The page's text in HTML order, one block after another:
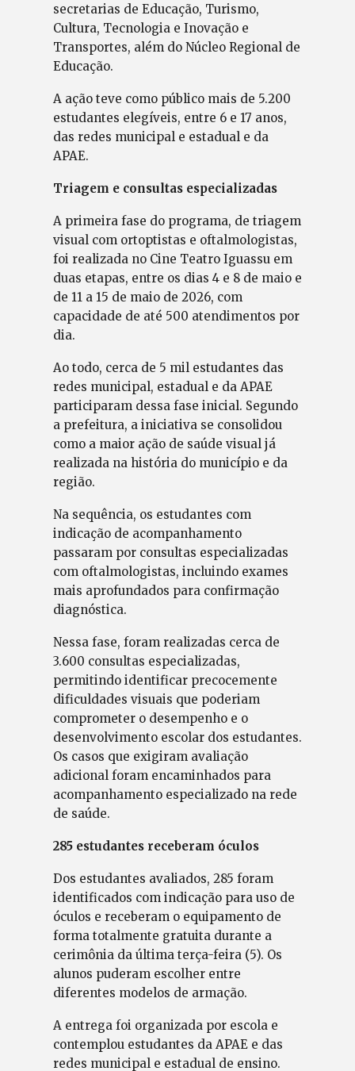
secretarias de Educação, Turismo,
Cultura, Tecnologia e Inovação e
Transportes, além do Núcleo Regional de
Educação.
A ação teve como público mais de 5.200
estudantes elegíveis, entre 6 e 17 anos,
das redes municipal e estadual e da
APAE.
Triagem e consultas especializadas
A primeira fase do programa, de triagem
visual com ortoptistas e oftalmologistas,
foi realizada no Cine Teatro Iguassu em
duas etapas, entre os dias 4 e 8 de maio e
de 11 a 15 de maio de 2026, com
capacidade de até 500 atendimentos por
dia.
Ao todo, cerca de 5 mil estudantes das
redes municipal, estadual e da APAE
participaram dessa fase inicial. Segundo
a prefeitura, a iniciativa se consolidou
como a maior ação de saúde visual já
realizada na história do município e da
região.
Na sequência, os estudantes com
indicação de acompanhamento
passaram por consultas especializadas
com oftalmologistas, incluindo exames
mais aprofundados para confirmação
diagnóstica.
Nessa fase, foram realizadas cerca de
3.600 consultas especializadas,
permitindo identificar precocemente
dificuldades visuais que poderiam
comprometer o desempenho e o
desenvolvimento escolar dos estudantes.
Os casos que exigiram avaliação
adicional foram encaminhados para
acompanhamento especializado na rede
de saúde.
285 estudantes receberam óculos
Dos estudantes avaliados, 285 foram
identificados com indicação para uso de
óculos e receberam o equipamento de
forma totalmente gratuita durante a
cerimônia da última terça-feira (5). Os
alunos puderam escolher entre
diferentes modelos de armação.
A entrega foi organizada por escola e
contemplou estudantes da APAE e das
redes municipal e estadual de ensino.